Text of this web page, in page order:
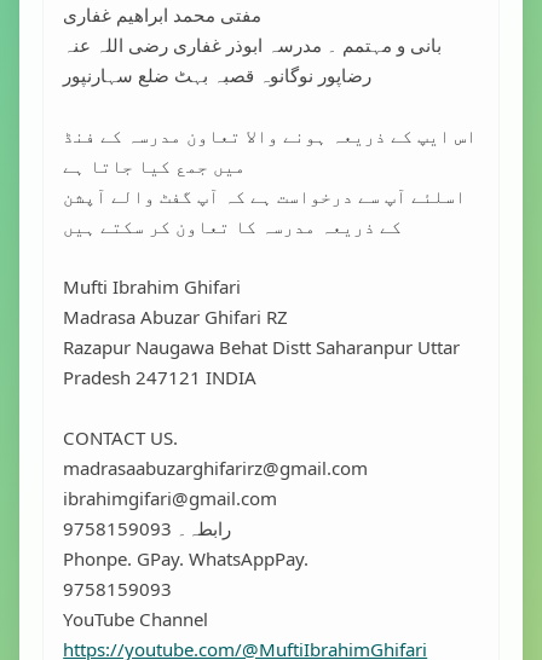
مفتی محمد ابراھیم غفاری
بانی و مہتمم ۔ مدرسہ ابوذر غفاری رضی اللہ عنہ
رضاپور نوگانوہ قصبہ بہٹ ضلع سہارنپور
اس ایپ کے ذریعہ ہونے والا تعاون مدرسہ کے فنڈ
میں جمع کیا جاتا ہے
اسلئے آپ سے درخواست ہے کہ آپ گفٹ والے آپشن
کے ذریعہ مدرسہ کا تعاون کر سکتے ہیں
Mufti Ibrahim Ghifari
Madrasa Abuzar Ghifari RZ
Razapur Naugawa Behat Distt Saharanpur Uttar
Pradesh 247121 INDIA
CONTACT US.
madrasaabuzarghifarirz@gmail.com
ibrahimgifari@gmail.com
رابطہ۔ 9758159093
Phonpe. GPay. WhatsAppPay.
9758159093
YouTube Channel
https://youtube.com/@MuftiIbrahimGhifari